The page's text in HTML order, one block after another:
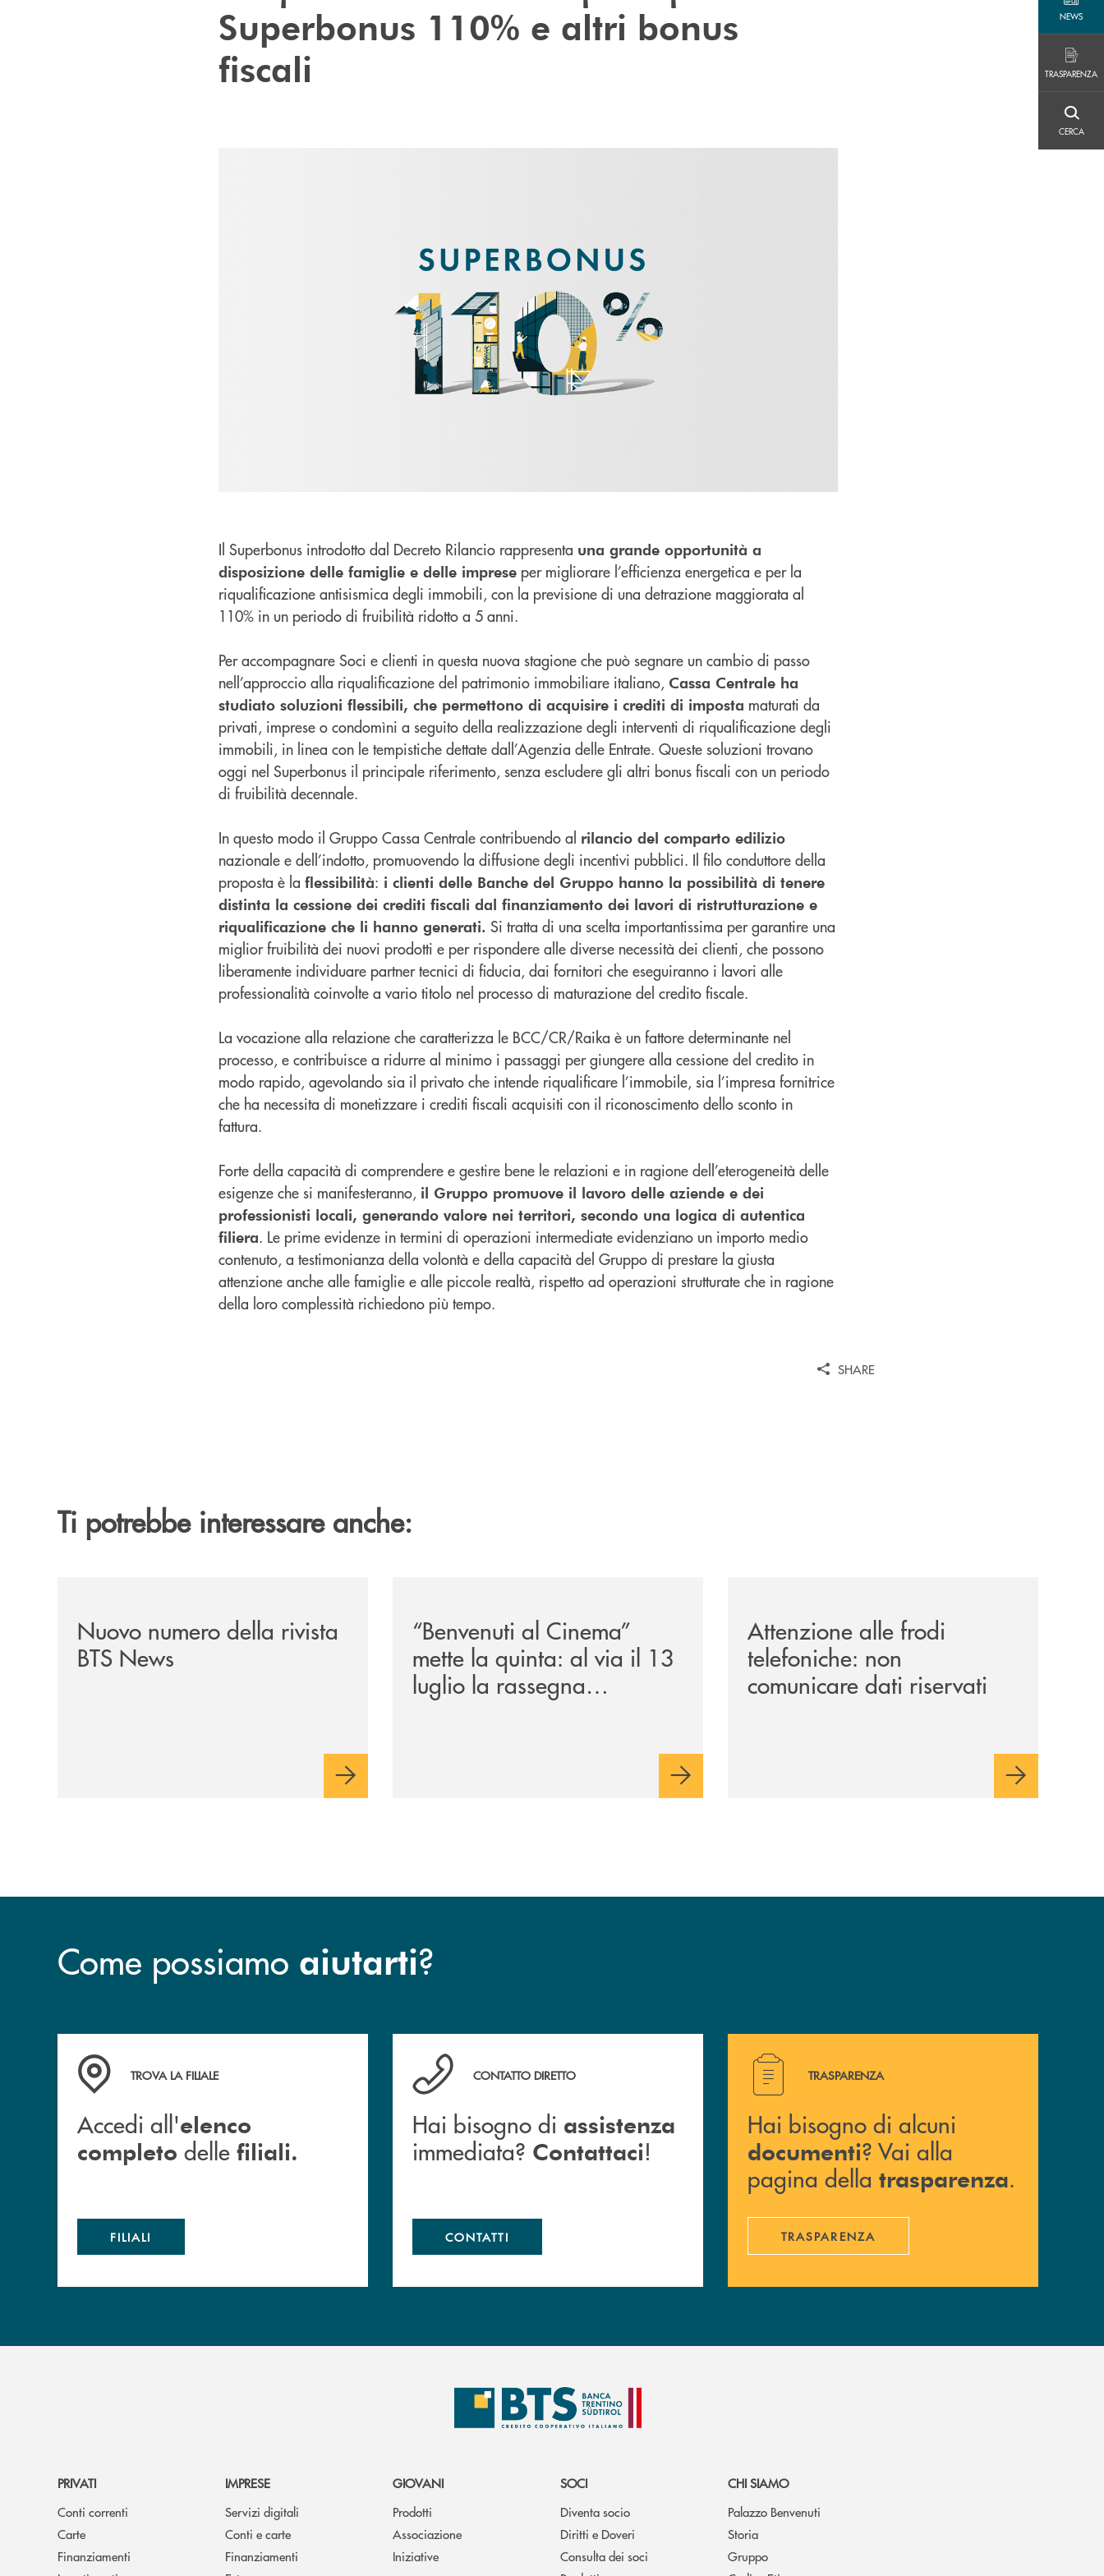
NEWS
TRASPARENZA
CERCA
Superbonus 110% e altri bonus
fiscali
Il Superbonus introdotto dal Decreto Rilancio rappresenta una grande opportunità a
disposizione delle famiglie e delle imprese per migliorare l’efficienza energetica e per la
riqualificazione antisismica degli immobili, con la previsione di una detrazione maggiorata al
110% in un periodo di fruibilità ridotto a 5 anni.
Per accompagnare Soci e clienti in questa nuova stagione che può segnare un cambio di passo
nell’approccio alla riqualificazione del patrimonio immobiliare italiano, Cassa Centrale ha
studiato soluzioni flessibili, che permettono di acquisire i crediti di imposta maturati da
privati, imprese o condomìni a seguito della realizzazione degli interventi di riqualificazione degli
immobili, in linea con le tempistiche dettate dall’Agenzia delle Entrate. Queste soluzioni trovano
oggi nel Superbonus il principale riferimento, senza escludere gli altri bonus fiscali con un periodo
di fruibilità decennale.
In questo modo il Gruppo Cassa Centrale contribuendo al rilancio del comparto edilizio
nazionale e dell’indotto, promuovendo la diffusione degli incentivi pubblici. Il filo conduttore della
proposta è la flessibilità: i clienti delle Banche del Gruppo hanno la possibilità di tenere
distinta la cessione dei crediti fiscali dal finanziamento dei lavori di ristrutturazione e
riqualificazione che li hanno generati. Si tratta di una scelta importantissima per garantire una
miglior fruibilità dei nuovi prodotti e per rispondere alle diverse necessità dei clienti, che possono
liberamente individuare partner tecnici di fiducia, dai fornitori che eseguiranno i lavori alle
professionalità coinvolte a vario titolo nel processo di maturazione del credito fiscale.
La vocazione alla relazione che caratterizza le BCC/CR/Raika è un fattore determinante nel
processo, e contribuisce a ridurre al minimo i passaggi per giungere alla cessione del credito in
modo rapido, agevolando sia il privato che intende riqualificare l’immobile, sia l’impresa fornitrice
che ha necessita di monetizzare i crediti fiscali acquisiti con il riconoscimento dello sconto in
fattura.
Forte della capacità di comprendere e gestire bene le relazioni e in ragione dell’eterogeneità delle
esigenze che si manifesteranno, il Gruppo promuove il lavoro delle aziende e dei
professionisti locali, generando valore nei territori, secondo una logica di autentica
filiera. Le prime evidenze in termini di operazioni intermediate evidenziano un importo medio
contenuto, a testimonianza della volontà e della capacità del Gruppo di prestare la giusta
attenzione anche alle famiglie e alle piccole realtà, rispetto ad operazioni strutturate che in ragione
della loro complessità richiedono più tempo.
SHARE
Ti potrebbe interessare anche:
Nuovo numero della rivista
BTS News
“Benvenuti al Cinema”
mette la quinta: al via il 13
luglio la rassegna
cinematografica nella corte
Attenzione alle frodi
telefoniche: non
comunicare dati riservati
Come possiamo aiutarti?
Accedi all' elenco completo delle filiali.
TROVA LA FILIALE
Accedi all'elenco
completo delle filiali.
FILIALI
Hai bisogno di assistenza immediata? Contattaci !
CONTATTO DIRETTO
Hai bisogno di assistenza
immediata? Contattaci!
CONTATTI
Hai bisogno di alcuni documenti ? Vai alla pagina della
TRASPARENZA
Hai bisogno di alcuni
documenti? Vai alla
pagina della trasparenza.
TRASPARENZA
PRIVATI
Conti correnti
Carte
Finanziamenti
IMPRESE
Servizi digitali
Conti e carte
Finanziamenti
GIOVANI
Prodotti
Associazione
Iniziative
SOCI
Diventa socio
Diritti e Doveri
Consulta dei soci
CHI SIAMO
Palazzo Benvenuti
Storia
Gruppo